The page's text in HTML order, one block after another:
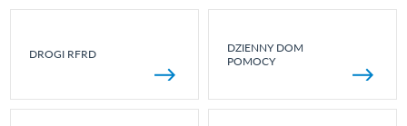
DROGI RFRD
DZIENNY DOM
POMOCY